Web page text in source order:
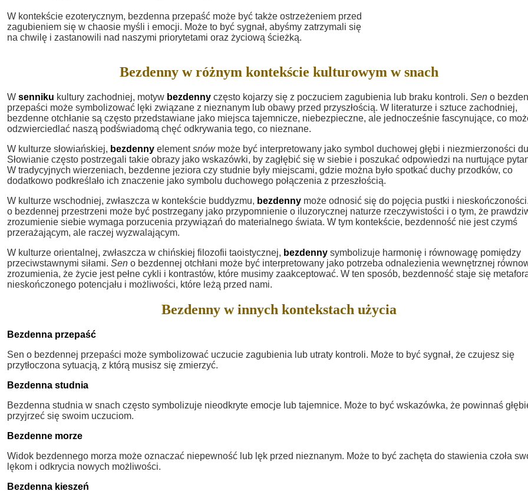
W kontekście ezoterycznym, bezdenna przepaść może być także ostrzeżeniem przed
zagubieniem się w chaosie myśli i emocji. Może to być sygnał, abyśmy zatrzymali się
na chwilę i zastanowili nad naszymi priorytetami oraz życiową ścieżką.
Bezdenny w różnym kontekście kulturowym w snach
W senniku kultury zachodniej, motyw bezdenny często kojarzy się z poczuciem zagubienia lub braku kontroli. Sen o
przepaści może symbolizować lęki związane z nieznanym lub obawy przed przyszłością. W literaturze i sztuce zachodniej,
bezdenne otchłanie są często przedstawiane jako miejsca tajemnicze, niebezpieczne, ale jednocześnie fascynujące, co
odzwierciedlać naszą podświadomą chęć odkrywania tego, co nieznane.
W kulturze słowiańskiej, bezdenny elementsnówmoże być interpretowany jako symbol duchowej głębi i niezmierzoności
Słowianie często postrzegali takie obrazy jako wskazówki, by zagłębić się w siebie i poszukać odpowiedzi na nurtujące
W tradycyjnych wierzeniach, bezdenne jeziora czy studnie były miejscami, gdzie można było spotkać duchy przodków, co
dodatkowo podkreślało ich znaczenie jako symbolu duchowego połączenia z przeszłością.
W kulturze wschodniej, zwłaszcza w kontekście buddyzmu, bezdenny może odnosić się do pojęcia pustki i
o bezdennej przestrzeni może być postrzegany jako przypomnienie o iluzorycznej naturze rzeczywistości i o tym, że
zrozumienie siebie wymaga porzucenia przywiązań do materialnego świata. W tym kontekście, bezdenność nie jest czymś
przerażającym, ale raczej wyzwalającym.
W kulturze orientalnej, zwłaszcza w chińskiej filozofii taoistycznej, bezdenny symbolizuje harmonię i równowagę pomiędzy
przeciwstawnymi siłami. Sen o bezdennej otchłani może być interpretowany jako potrzeba odnalezienia wewnętrznej
zrozumienia, że życie jest pełne cykli i kontrastów, które musimy zaakceptować. W ten sposób, bezdenność staje się
nieskończonego potencjału i możliwości, które leżą przed nami.
Bezdenny w innych kontekstach użycia
Bezdenna przepaść
Sen o bezdennej przepaści może symbolizować uczucie zagubienia lub utraty kontroli. Może to być sygnał, że czujesz się
przytłoczona sytuacją, z którą musisz się zmierzyć.
Bezdenna studnia
Bezdenna studnia w snach często symbolizuje nieodkryte emocje lub tajemnice. Może to być wskazówka, że powinnaś
przyjrzeć się swoim uczuciom.
Bezdenne morze
Widok bezdennego morza może oznaczać niepewność lub lęk przed nieznanym. Może to być zachęta do stawienia czoła
lękom i odkrycia nowych możliwości.
Bezdenna kieszeń